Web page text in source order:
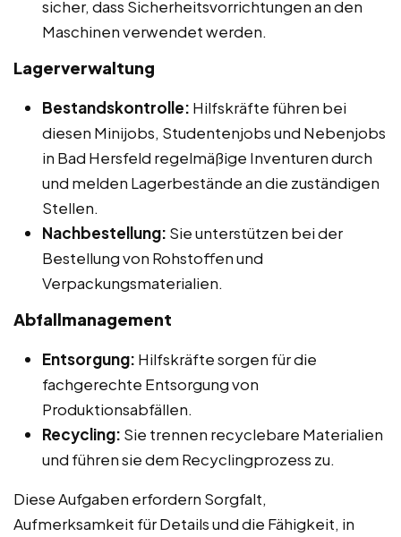
sicher, dass Sicherheitsvorrichtungen an den
Maschinen verwendet werden.
Lagerverwaltung
Bestandskontrolle: Hilfskräfte führen bei
diesen Minijobs, Studentenjobs und Nebenjobs
in Bad Hersfeld regelmäßige Inventuren durch
und melden Lagerbestände an die zuständigen
Stellen.
Nachbestellung: Sie unterstützen bei der
Bestellung von Rohstoffen und
Verpackungsmaterialien.
Abfallmanagement
Entsorgung: Hilfskräfte sorgen für die
fachgerechte Entsorgung von
Produktionsabfällen.
Recycling: Sie trennen recyclebare Materialien
und führen sie dem Recyclingprozess zu.
Diese Aufgaben erfordern Sorgfalt,
Aufmerksamkeit für Details und die Fähigkeit, in